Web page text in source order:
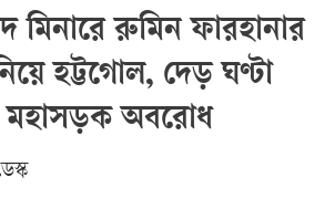
মিনারে রুমিন ফারহানার
হট্টগোল, দেড় ঘণ্টা
মহাসড়ক অবরোধ